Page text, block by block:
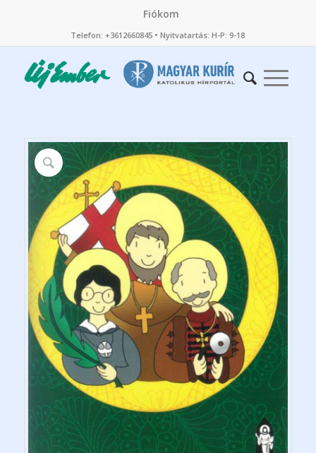
Fiókom
Telefon: +3612660845 • Nyitvatartás: H-P: 9-18